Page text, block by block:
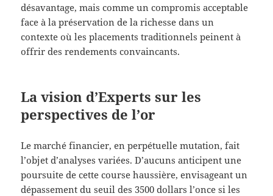
désavantage, mais comme un compromis acceptable
face à la préservation de la richesse dans un
contexte où les placements traditionnels peinent à
offrir des rendements convaincants.
La vision d’Experts sur les
perspectives de l’or
Le marché financier, en perpétuelle mutation, fait
l’objet d’analyses variées. D’aucuns anticipent une
poursuite de cette course haussière, envisageant un
dépassement du seuil des 3500 dollars l’once si les